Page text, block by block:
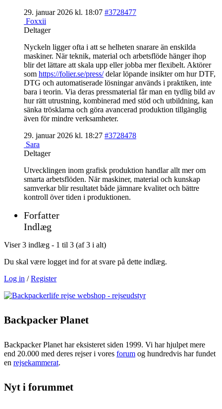
29. januar 2026 kl. 18:07 #3728477
Foxxii
Deltager
Nyckeln ligger ofta i att se helheten snarare än enskilda
maskiner. När teknik, material och arbetsflöde hänger ihop
blir det lättare att skala upp eller jobba mer flexibelt. Aktörer
som https://folier.se/press/delar löpande insikter om hur DTF,
DTG och automatiserade lösningar används i praktiken, inte
bara i teorin. Via deras pressmaterial får man en tydlig bild av
hur rätt utrustning, kombinerad med stöd och utbildning, kan
sänka trösklarna och göra avancerad produktion tillgänglig
även för mindre verksamheter.
29. januar 2026 kl. 18:27 #3728478
Sara
Deltager
Utvecklingen inom grafisk produktion handlar allt mer om
smarta arbetsflöden. När maskiner, material och kunskap
samverkar blir resultatet både jämnare kvalitet och bättre
kontroll över tiden i produktionen.
Forfatter
Indlæg
Viser 3 indlæg - 1 til 3 (af 3 i alt)
Du skal være logget ind for at svare på dette indlæg.
Log in /Register
Backpacker Planet
Backpacker Planet har eksisteret siden 1999. Vi har hjulpet mere
end 20.000 med deres rejser i vores forum og hundredvis har fundet
en rejsekammerat.
Nyt i forummet